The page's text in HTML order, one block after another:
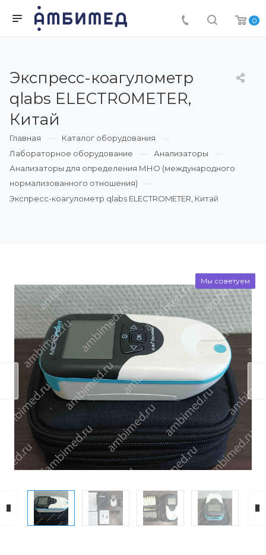
0
Экспресс-коагулометр
qlabs ELECTROMETER,
Китай
Главная
Каталог оборудования
Лабораторное оборудование
Анализаторы
Анализаторы для определения МНО (международного
нормализованного отношения)
Экспресс-коагулометр qlabs ELECTROMETER, Китай
Мы советуем